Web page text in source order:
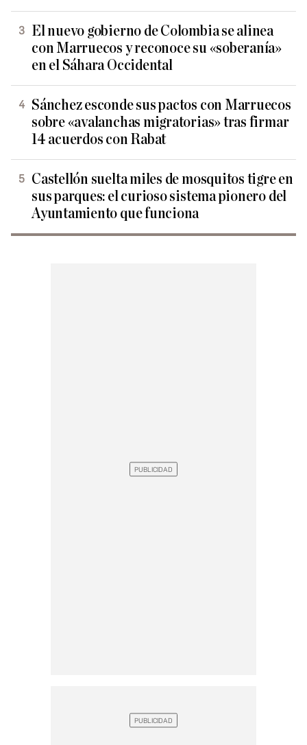
El nuevo gobierno de Colombia se alinea
con Marruecos y reconoce su «soberanía»
en el Sáhara Occidental
Sánchez esconde sus pactos con Marruecos
sobre «avalanchas migratorias» tras firmar
14 acuerdos con Rabat
Castellón suelta miles de mosquitos tigre en
sus parques: el curioso sistema pionero del
Ayuntamiento que funciona